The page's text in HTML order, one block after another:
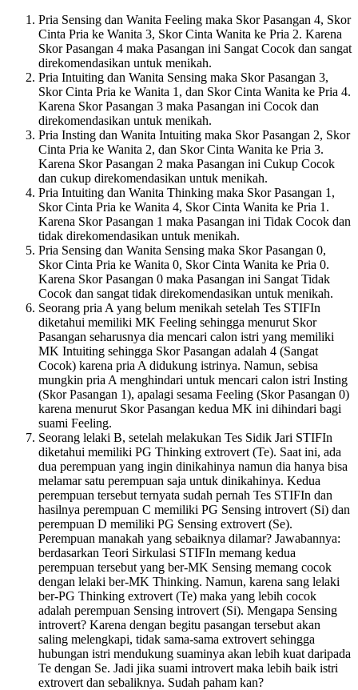
Pria Sensing dan Wanita Feeling maka Skor Pasangan 4, Skor
Cinta Pria ke Wanita 3, Skor Cinta Wanita ke Pria 2. Karena
Skor Pasangan 4 maka Pasangan ini Sangat Cocok dan sangat
direkomendasikan untuk menikah.
Pria Intuiting dan Wanita Sensing maka Skor Pasangan 3,
Skor Cinta Pria ke Wanita 1, dan Skor Cinta Wanita ke Pria 4.
Karena Skor Pasangan 3 maka Pasangan ini Cocok dan
direkomendasikan untuk menikah.
Pria Insting dan Wanita Intuiting maka Skor Pasangan 2, Skor
Cinta Pria ke Wanita 2, dan Skor Cinta Wanita ke Pria 3.
Karena Skor Pasangan 2 maka Pasangan ini Cukup Cocok
dan cukup direkomendasikan untuk menikah.
Pria Intuiting dan Wanita Thinking maka Skor Pasangan 1,
Skor Cinta Pria ke Wanita 4, Skor Cinta Wanita ke Pria 1.
Karena Skor Pasangan 1 maka Pasangan ini Tidak Cocok dan
tidak direkomendasikan untuk menikah.
Pria Sensing dan Wanita Sensing maka Skor Pasangan 0,
Skor Cinta Pria ke Wanita 0, Skor Cinta Wanita ke Pria 0.
Karena Skor Pasangan 0 maka Pasangan ini Sangat Tidak
Cocok dan sangat tidak direkomendasikan untuk menikah.
Seorang pria A yang belum menikah setelah Tes STIFIn
diketahui memiliki MK Feeling sehingga menurut Skor
Pasangan seharusnya dia mencari calon istri yang memiliki
MK Intuiting sehingga Skor Pasangan adalah 4 (Sangat
Cocok) karena pria A didukung istrinya. Namun, sebisa
mungkin pria A menghindari untuk mencari calon istri Insting
(Skor Pasangan 1), apalagi sesama Feeling (Skor Pasangan 0)
karena menurut Skor Pasangan kedua MK ini dihindari bagi
suami Feeling.
Seorang lelaki B, setelah melakukan Tes Sidik Jari STIFIn
diketahui memiliki PG Thinking extrovert (Te). Saat ini, ada
dua perempuan yang ingin dinikahinya namun dia hanya bisa
melamar satu perempuan saja untuk dinikahinya. Kedua
perempuan tersebut ternyata sudah pernah Tes STIFIn dan
hasilnya perempuan C memiliki PG Sensing introvert (Si) dan
perempuan D memiliki PG Sensing extrovert (Se).
Perempuan manakah yang sebaiknya dilamar? Jawabannya:
berdasarkan Teori Sirkulasi STIFIn memang kedua
perempuan tersebut yang ber-MK Sensing memang cocok
dengan lelaki ber-MK Thinking. Namun, karena sang lelaki
ber-PG Thinking extrovert (Te) maka yang lebih cocok
adalah perempuan Sensing introvert (Si). Mengapa Sensing
introvert? Karena dengan begitu pasangan tersebut akan
saling melengkapi, tidak sama-sama extrovert sehingga
hubungan istri mendukung suaminya akan lebih kuat daripada
Te dengan Se. Jadi jika suami introvert maka lebih baik istri
extrovert dan sebaliknya. Sudah paham kan?